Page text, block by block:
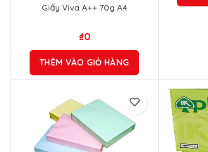
Giấy Viva A++ 70g A4
₫0
THÊM VÀO GIỎ HÀNG